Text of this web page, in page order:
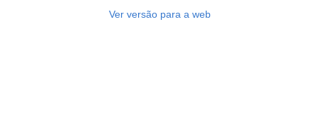
Ver versão para a web